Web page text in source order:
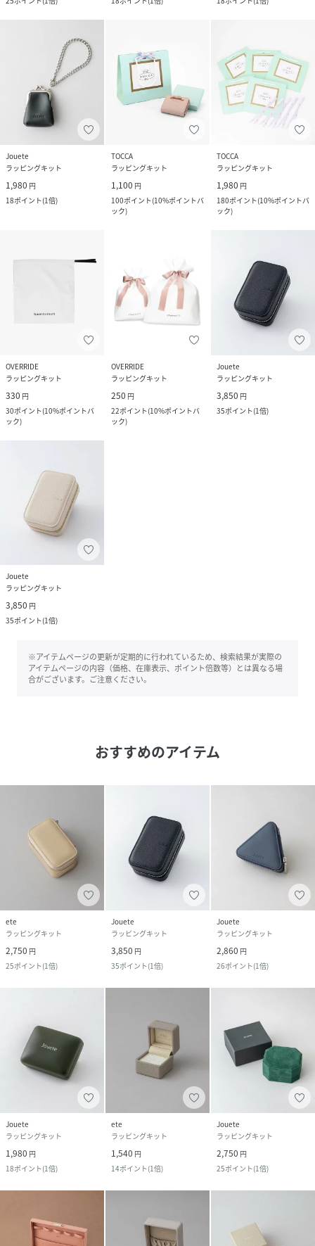
Jouete
ラッピングキット
1,980 円
18ポイント(1倍)
TOCCA
ラッピングキット
1,100 円
100ポイント(10%ポイントバ
ック)
TOCCA
ラッピングキット
1,980 円
180ポイント(10%ポイントバ
ック)
OVERRIDE
ラッピングキット
330 円
30ポイント(10%ポイントバ
ック)
OVERRIDE
ラッピングキット
250 円
22ポイント(10%ポイントバ
ック)
Jouete
ラッピングキット
3,850 円
35ポイント(1倍)
Jouete
ラッピングキット
3,850 円
35ポイント(1倍)
※アイテムページの更新が定期的に行われているため、検索結果が実際の
アイテムページの内容（価格、在庫表示、ポイント倍数等）とは異なる場
合がございます。ご注意ください。
おすすめのアイテム
ete
ラッピングキット
2,750 円
25ポイント(1倍)
Jouete
ラッピングキット
3,850 円
35ポイント(1倍)
Jouete
ラッピングキット
2,860 円
26ポイント(1倍)
Jouete
ラッピングキット
1,980 円
18ポイント(1倍)
ete
ラッピングキット
1,540 円
14ポイント(1倍)
Jouete
ラッピングキット
2,750 円
25ポイント(1倍)